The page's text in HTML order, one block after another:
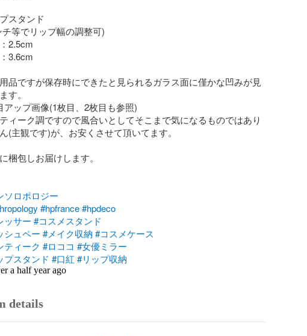
スタンド
チ等でリップ幅の調整可)
2.5cm
3.6cm
品ですが保存時にできたと見られるガラス面に僅かな凹みが見
す。
アップ画像(1枚目、2枚目も参照)
ィーク調ですので風合いとしてそこまで気になるものではあり
(主観です)が、お安くさせて頂いてます。
梱包しお届けします。
ソロポロジー
#hpfrance #hpdeco
ッサー #コスメスタンド
シュペー #メイク収納 #コスメケース
ティーク #ロココ #女優ミラー
プスタンド #口紅 #リップ収納
a half year ago
details